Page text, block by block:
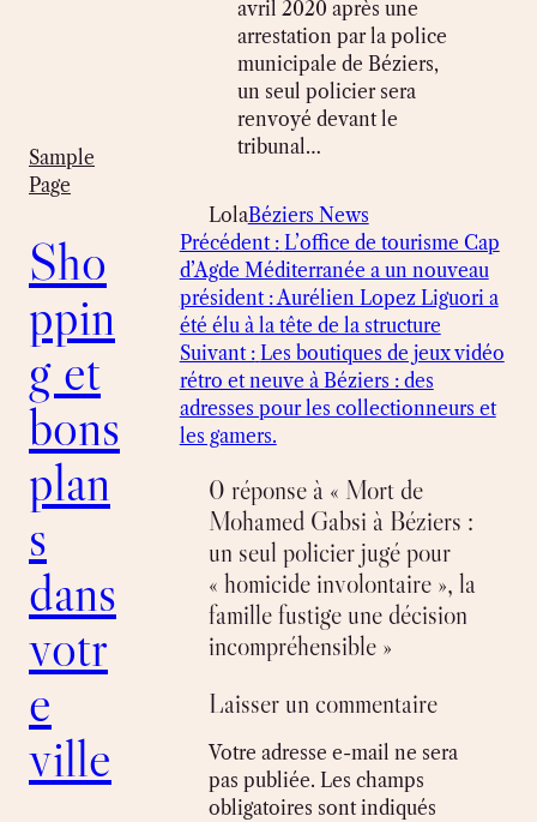
Sample
Page
Sho
ppin
g et
bons
plan
s
dans
votr
e
ville
avril 2020 après une
arrestation par la police
municipale de Béziers,
un seul policier sera
renvoyé devant le
tribunal…
LolaBéziers News
Précédent : L’office de tourisme Cap
d’Agde Méditerranée a un nouveau
président : Aurélien Lopez Liguori a
été élu à la tête de la structure
Suivant : Les boutiques de jeux vidéo
rétro et neuve à Béziers : des
adresses pour les collectionneurs et
les gamers.
0 réponse à « Mort de
Mohamed Gabsi à Béziers :
un seul policier jugé pour
« homicide involontaire », la
famille fustige une décision
incompréhensible »
Laisser un commentaire
Votre adresse e-mail ne sera
pas publiée. Les champs
obligatoires sont indiqués